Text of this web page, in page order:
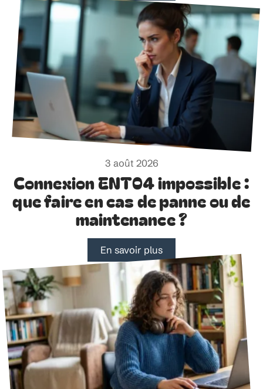
3 août 2026
Connexion ENT04 impossible :
que faire en cas de panne ou de
maintenance ?
En savoir plus